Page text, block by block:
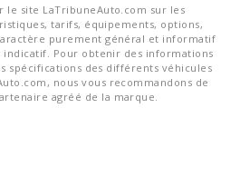
le site LaTribuneAuto.com sur les
tarifs, équipements, options,
purement général et informatif
Pour obtenir des informations
spécifications des différents véhicules
nous vous recommandons de
agréé de la marque.